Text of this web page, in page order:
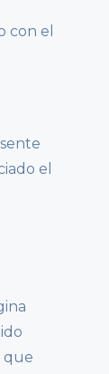
con el
el
que